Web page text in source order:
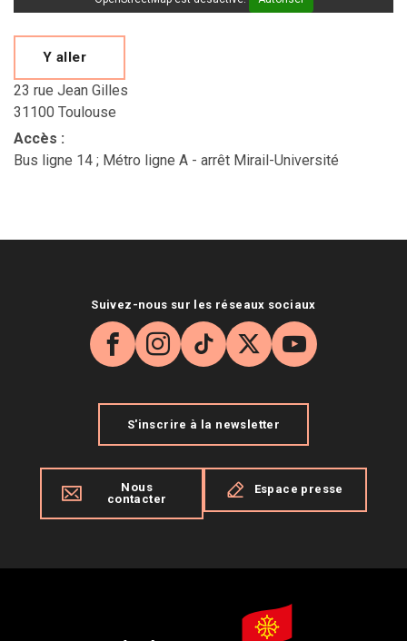
Y aller
23 rue Jean Gilles
31100 Toulouse
Accès :
Bus ligne 14 ; Métro ligne A - arrêt Mirail-Université
Suivez-nous sur les réseaux sociaux
Facebook
Instagram
TikTok
X YouTube
S'inscrire à la newsletter
Nous
contacter
Espace presse